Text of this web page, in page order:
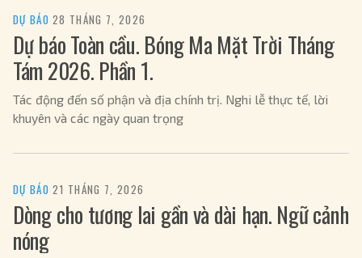
DỰ BÁO ·28 THÁNG 7, 2026
Dự báo Toàn cầu. Bóng Ma Mặt Trời Tháng
Tám 2026. Phần 1.
Tác động đến số phận và địa chính trị. Nghi lễ thực tế, lời
khuyên và các ngày quan trọng
DỰ BÁO ·21 THÁNG 7, 2026
Dòng cho tương lai gần và dài hạn. Ngữ cảnh
nóng